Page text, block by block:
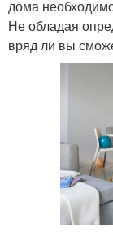
дома
Не обладая
вряд ли вы